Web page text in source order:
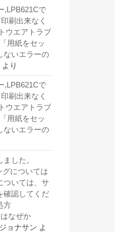
,LPB621Cで
刷出来なく
ウエアトラブ
用紙をセッ
ないエラーの
より
,LPB621Cで
刷出来なく
ウエアトラブ
用紙をセッ
ないエラーの
した。
については
ついては、サ
確認してくだ
方
なぜか
ョナサン よ